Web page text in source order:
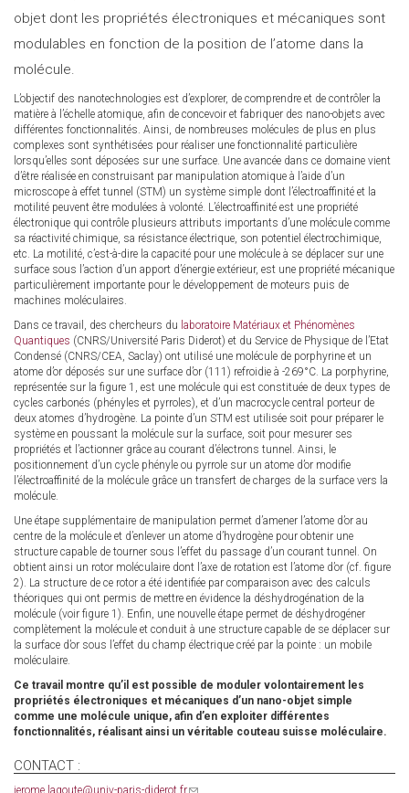
objet dont les propriétés électroniques et mécaniques sont
modulables en fonction de la position de l’atome dans la
molécule.
L’objectif des nanotechnologies est d’explorer, de comprendre et de contrôler la
matière à l’échelle atomique, afin de concevoir et fabriquer des nano-objets avec
différentes fonctionnalités. Ainsi, de nombreuses molécules de plus en plus
complexes sont synthétisées pour réaliser une fonctionnalité particulière
lorsqu’elles sont déposées sur une surface. Une avancée dans ce domaine vient
d’être réalisée en construisant par manipulation atomique à l’aide d’un
microscope à effet tunnel (STM) un système simple dont l’électroaffinité et la
motilité peuvent être modulées à volonté. L’électroaffinité est une propriété
électronique qui contrôle plusieurs attributs importants d’une molécule comme
sa réactivité chimique, sa résistance électrique, son potentiel électrochimique,
etc. La motilité, c’est-à-dire la capacité pour une molécule à se déplacer sur une
surface sous l’action d’un apport d’énergie extérieur, est une propriété mécanique
particulièrement importante pour le développement de moteurs puis de
machines moléculaires.
Dans ce travail, des chercheurs du laboratoire Matériaux et Phénomènes
Quantiques (CNRS/Université Paris Diderot) et du Service de Physique de l’Etat
Condensé (CNRS/CEA, Saclay) ont utilisé une molécule de porphyrine et un
atome d’or déposés sur une surface d’or (111) refroidie à -269°C. La porphyrine,
représentée sur la figure 1, est une molécule qui est constituée de deux types de
cycles carbonés (phényles et pyrroles), et d’un macrocycle central porteur de
deux atomes d’hydrogène. La pointe d’un STM est utilisée soit pour préparer le
système en poussant la molécule sur la surface, soit pour mesurer ses
propriétés et l’actionner grâce au courant d’électrons tunnel. Ainsi, le
positionnement d’un cycle phényle ou pyrrole sur un atome d’or modifie
l’électroaffinité de la molécule grâce un transfert de charges de la surface vers la
molécule.
Une étape supplémentaire de manipulation permet d’amener l’atome d’or au
centre de la molécule et d’enlever un atome d’hydrogène pour obtenir une
structure capable de tourner sous l’effet du passage d’un courant tunnel. On
obtient ainsi un rotor moléculaire dont l’axe de rotation est l’atome d’or (cf. figure
2). La structure de ce rotor a été identifiée par comparaison avec des calculs
théoriques qui ont permis de mettre en évidence la déshydrogénation de la
molécule (voir figure 1). Enfin, une nouvelle étape permet de déshydrogéner
complètement la molécule et conduit à une structure capable de se déplacer sur
la surface d’or sous l’effet du champ électrique créé par la pointe : un mobile
moléculaire.
Ce travail montre qu’il est possible de moduler volontairement les
propriétés électroniques et mécaniques d’un nano-objet simple
comme une molécule unique, afin d’en exploiter différentes
fonctionnalités, réalisant ainsi un véritable couteau suisse moléculaire.
CONTACT :